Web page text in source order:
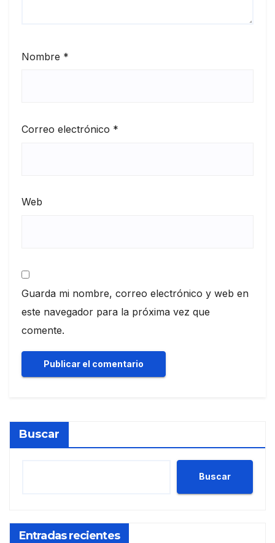
Nombre *
Correo electrónico *
Web
Guarda mi nombre, correo electrónico y web en
este navegador para la próxima vez que
comente.
Buscar
Buscar
Entradas recientes